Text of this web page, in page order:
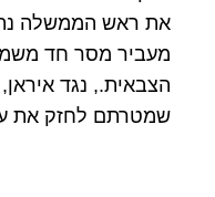
את ראש הממשלה
מעביר מסר חד
הצבאית., נגד
שמטרתם לחזק את